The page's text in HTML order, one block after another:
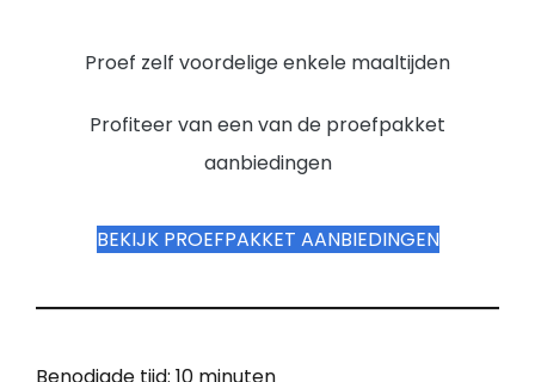
Proef zelf voordelige enkele maaltijden
Profiteer van een van de proefpakket
aanbiedingen
BEKIJK PROEFPAKKET AANBIEDINGEN
Benodigde tijd: 10 minuten